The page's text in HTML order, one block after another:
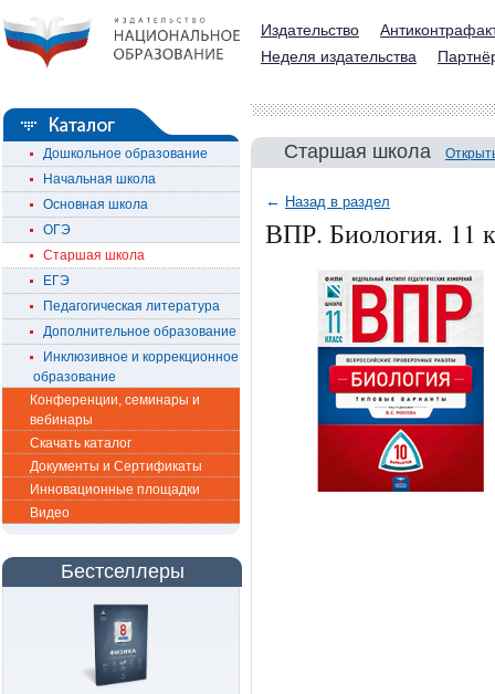
Издательство
Неделя издательства
Дошкольное образование
Начальная школа
Основная школа
ОГЭ
Старшая школа
ЕГЭ
Педагогическая литература
Дополнительное образование
Инклюзивное и коррекционное
образование
Конференции, семинары и
вебинары
Скачать каталог
Документы и Сертификаты
Инновационные площадки
Видео
Бестселлеры
Старшая школа
← Назад в раздел
ВПР. Биология. 11